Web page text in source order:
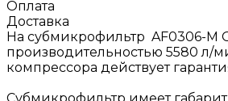
Оплата
Доставка
На субмикрофильтр AF0306-M
производительностью 5580 л/
компрессора действует